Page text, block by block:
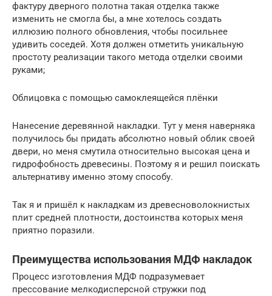
фактуру дверного полотна такая отделка также
изменить не смогла бы, а мне хотелось создать
иллюзию полного обновления, чтобы посильнее
удивить соседей. Хотя должен отметить уникальную
простоту реализации такого метода отделки своими
руками;
Облицовка с помощью самоклеящейся плёнки
Нанесение деревянной накладки. Тут у меня наверняка
получилось бы придать абсолютно новый облик своей
двери, но меня смутила относительно высокая цена и
гидрофобность древесины. Поэтому я и решил поискать
альтернативу именно этому способу.
Так я и пришёл к накладкам из древесноволокнистых
плит средней плотности, достоинства которых меня
приятно поразили.
Преимущества использования МДФ накладок
Процесс изготовления МДФ подразумевает
прессование мелкодисперсной стружки под